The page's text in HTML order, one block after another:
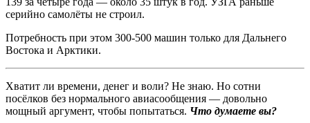
серийно самолёты не строил.
Потребность при этом 300-500 машин только для Дальнего
Востока и Арктики.
Хватит ли времени, денег и воли? Не знаю. Но сотни
посёлков без нормального авиасообщения — довольно
мощный аргумент, чтобы попытаться. Что думаете вы?